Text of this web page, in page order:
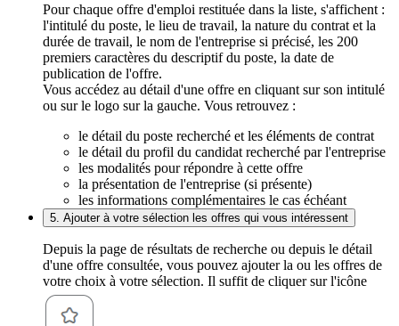
Pour chaque offre d'emploi restituée dans la liste, s'affichent :
l'intitulé du poste, le lieu de travail, la nature du contrat et la
durée de travail, le nom de l'entreprise si précisé, les 200
premiers caractères du descriptif du poste, la date de
publication de l'offre.
Vous accédez au détail d'une offre en cliquant sur son intitulé
ou sur le logo sur la gauche. Vous retrouvez :
le détail du poste recherché et les éléments de contrat
le détail du profil du candidat recherché par l'entreprise
les modalités pour répondre à cette offre
la présentation de l'entreprise (si présente)
les informations complémentaires le cas échéant
5. Ajouter à votre sélection les offres qui vous intéressent
Depuis la page de résultats de recherche ou depuis le détail
d'une offre consultée, vous pouvez ajouter la ou les offres de
votre choix à votre sélection. Il suffit de cliquer sur l'icône